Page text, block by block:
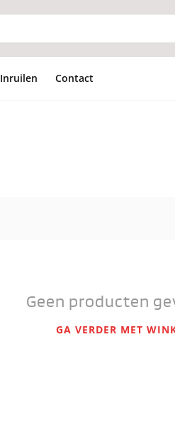
Inruilen Contact
Geen producten
GA VERDER MET